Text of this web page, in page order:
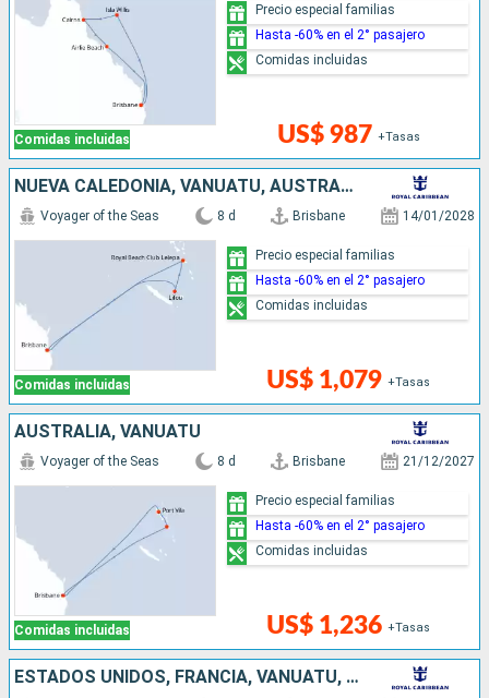
Comidas incluidas US$ 987 +Tasas
Precio especial familias
Hasta -60% en el 2° pasajero
Comidas incluidas
NUEVA CALEDONIA, VANUATU, AUSTRALIA
Comidas incluidas
Voyager of the Seas 8 d Brisbane 14/01/2028
US$ 1,079 +Tasas
Precio especial familias
Hasta -60% en el 2° pasajero
Comidas incluidas
AUSTRALIA, VANUATU
Comidas incluidas
Voyager of the Seas 8 d Brisbane 21/12/2027
US$ 1,236 +Tasas
Precio especial familias
Hasta -60% en el 2° pasajero
Comidas incluidas
ESTADOS UNIDOS, FRANCIA, VANUATU, AUSTRALIA